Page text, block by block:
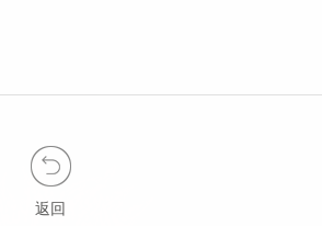
返回